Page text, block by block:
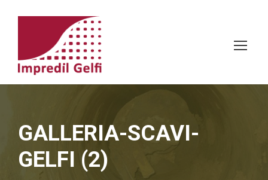
GALLERIA-SCAVI-
GELFI (2)